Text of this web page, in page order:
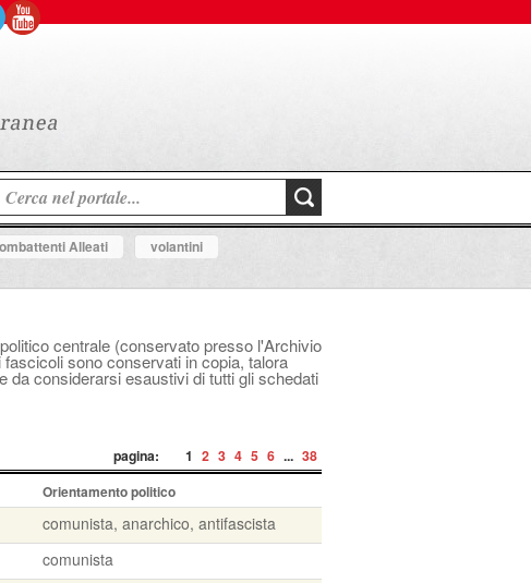
Alleati
volantini
centrale (conservato presso l'Archivio
sono conservati in copia, talora
da considerarsi esaustivi di tutti gli schedati
pagina: 1 2 3 4 5 6 ... 38
Orientamento politico
comunista, anarchico, antifascista
comunista